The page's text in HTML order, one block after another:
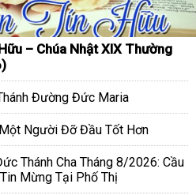
– Chúa Nhật XIX Thường
Đường Đức Maria
Người Đỡ Đầu Tốt Hơn
Thánh Cha Tháng 8/2026: Cầu
Mừng Tại Phố Thị